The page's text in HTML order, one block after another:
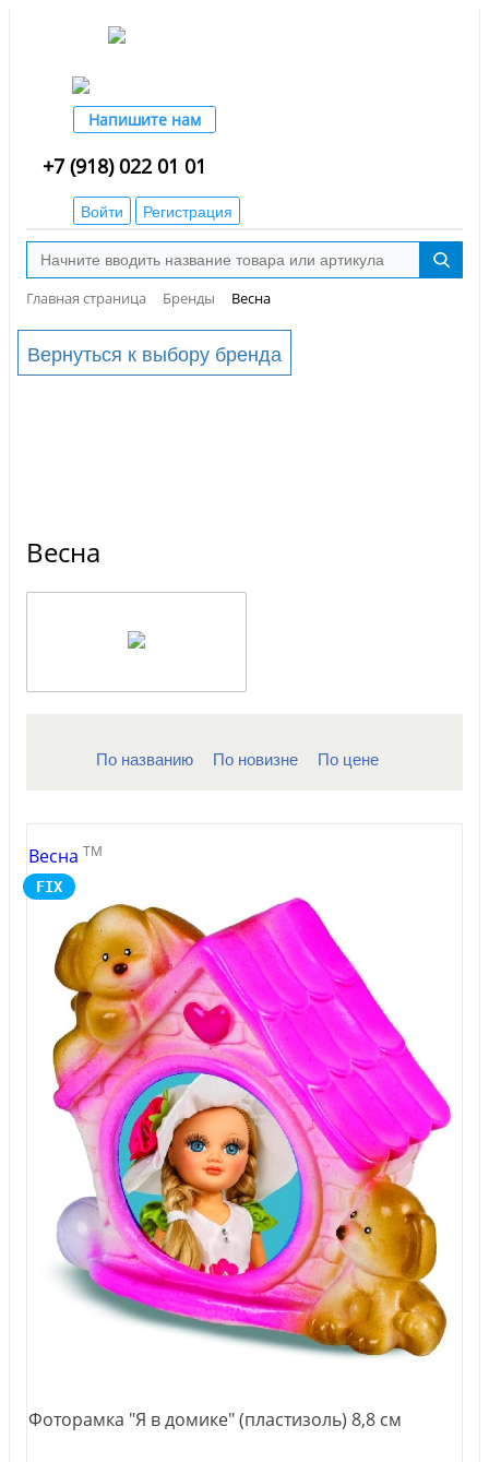
Напишите нам
+7 (918) 022 01 01
Войти Регистрация
Главная страница Бренды Весна
Вернуться к выбору бренда
Весна
По названию По новизне По цене
Весна TM
FIX
Фоторамка "Я в домике" (пластизоль) 8,8 см